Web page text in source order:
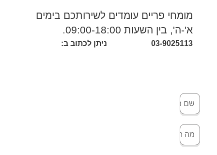
מומחי פריים עומדים לשירותכם בימים
א'-ה', בין השעות 09:00-18:00.
03-9025113 ניתן לכתוב ב: